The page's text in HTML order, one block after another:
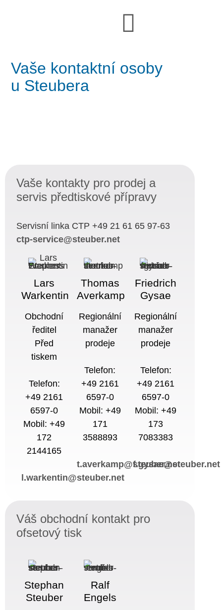
Vaše kontaktní osoby
u Steubera
Vaše kontakty pro prodej a
servis předtiskové přípravy
Servisní linka CTP +49 21 61 65 97-63
ctp-service@steuber.net
Lars
Warkentin
Obchodní
ředitel
Před
tiskem
Telefon:
+49 2161
6597-0
Mobil: +49
172
2144165
l.warkentin@steuber.net
Thomas
Averkamp
Regionální
manažer
prodeje
Telefon:
+49 2161
6597-0
Mobil: +49
171
3588893
t.averkamp@steuber.net
Friedrich
Gysae
Regionální
manažer
prodeje
Telefon:
+49 2161
6597-0
Mobil: +49
173
7083383
f.gysae@steuber.net
Váš obchodní kontakt pro
ofsetový tisk
Stephan
Steuber
Ralf
Engels